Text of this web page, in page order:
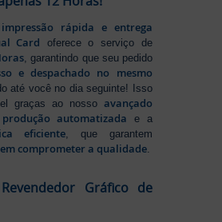
impressão rápida e entrega
Card oferece o serviço de
, garantindo que seu pedido
e despachado no mesmo
até você no dia seguinte! Isso
graças ao nosso avançado
automatizada e a
eficiente , que garantem
comprometer a qualidade
Gráfico de